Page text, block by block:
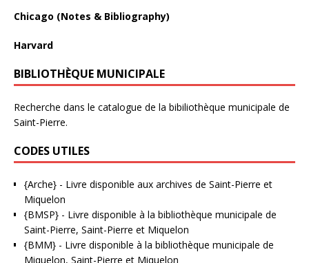
Chicago (Notes & Bibliography)
Harvard
BIBLIOTHÈQUE MUNICIPALE
Recherche dans le catalogue de la bibiliothèque municipale de
Saint-Pierre.
CODES UTILES
{Arche} - Livre disponible aux archives de Saint-Pierre et
Miquelon
{BMSP} - Livre disponible à la bibliothèque municipale de
Saint-Pierre, Saint-Pierre et Miquelon
{BMM} - Livre disponible à la bibliothèque municipale de
Miquelon, Saint-Pierre et Miquelon